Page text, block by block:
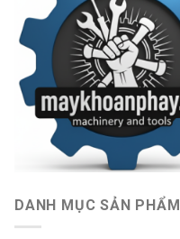
DANH MỤC SẢN PHẨM